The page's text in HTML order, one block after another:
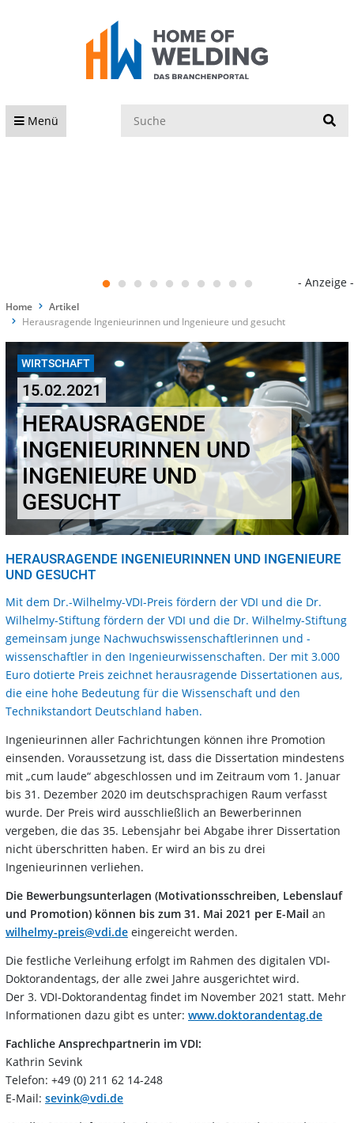
Menü
- Anzeige -
Home
Artikel
Herausragende Ingenieurinnen und Ingenieure und gesucht
WIRTSCHAFT
15.02.2021
HERAUSRAGENDE
INGENIEURINNEN UND
INGENIEURE UND
GESUCHT
HERAUSRAGENDE INGENIEURINNEN UND INGENIEURE
UND GESUCHT
Mit dem Dr.-Wilhelmy-VDI-Preis fördern der VDI und die Dr.
Wilhelmy-Stiftung fördern der VDI und die Dr. Wilhelmy-Stiftung
gemeinsam junge Nachwuchswissenschaftlerinnen und -
wissenschaftler in den Ingenieurwissenschaften. Der mit 3.000
Euro dotierte Preis zeichnet herausragende Dissertationen aus,
die eine hohe Bedeutung für die Wissenschaft und den
Technikstandort Deutschland haben.
Ingenieurinnen aller Fachrichtungen können ihre Promotion
einsenden. Voraussetzung ist, dass die Dissertation mindestens
mit „cum laude“ abgeschlossen und im Zeitraum vom 1. Januar
bis 31. Dezember 2020 im deutschsprachigen Raum verfasst
wurde. Der Preis wird ausschließlich an Bewerberinnen
vergeben, die das 35. Lebensjahr bei Abgabe ihrer Dissertation
nicht überschritten haben. Er wird an bis zu drei
Ingenieurinnen verliehen.
Die Bewerbungsunterlagen (Motivationsschreiben, Lebenslauf
und Promotion) können bis zum 31. Mai 2021 per E-Mail an
wilhelmy-preis@vdi.de eingereicht werden.
Die festliche Verleihung erfolgt im Rahmen des digitalen VDI-
Doktorandentags, der alle zwei Jahre ausgerichtet wird.
Der 3. VDI-Doktorandentag findet im November 2021 statt. Mehr
Informationen dazu gibt es unter: www.doktorandentag.de
Fachliche Ansprechpartnerin im VDI:
Kathrin Sevink
Telefon: +49 (0) 211 62 14-248
E-Mail: sevink@vdi.de